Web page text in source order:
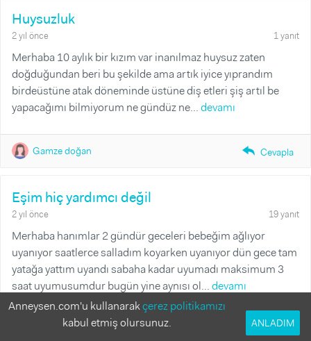
Huysuzluk
2 yıl önce 1 yanıt
Merhaba 10 aylık bir kızım var inanılmaz huysuz zaten
doğduğundan beri bu şekilde ama artık iyice yıprandım
birdeüstüne atak döneminde üstüne diş etleri şiş artıl be
yapacağımı bilmiyorum ne gündüz ne...devamı
Gamze doğan reply_fill Cevapla
Eşim hiç yardımcı değil
2 yıl önce 19 yanıt
Merhaba hanımlar 2 gündür geceleri bebeğim ağlıyor
uyanıyor saatlerce salladım koyarken uyanıyor dün gece tam
yatağa yattım uyandı sabaha kadar uyumadı maksimum 3
saat uyumusumdur bugün yine aynısı ol...devamı
Tekbasinaanne reply_fill Cevapla
Anneysen.com'u kullanarakçerez politikamızı
kabul etmiş olursunuz.
ANLADIM
Yanıtlanmamış Sorular Yanıtlanmış Sorular